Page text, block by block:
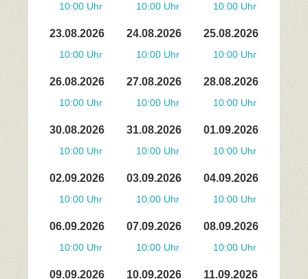
10:00 Uhr 10:00 Uhr 10:00 Uhr
23.08.2026
10:00 Uhr
24.08.2026
10:00 Uhr
25.08.2026
10:00 Uhr
26.08.2026
10:00 Uhr
27.08.2026
10:00 Uhr
28.08.2026
10:00 Uhr
30.08.2026
10:00 Uhr
31.08.2026
10:00 Uhr
01.09.2026
10:00 Uhr
02.09.2026
10:00 Uhr
03.09.2026
10:00 Uhr
04.09.2026
10:00 Uhr
06.09.2026
10:00 Uhr
07.09.2026
10:00 Uhr
08.09.2026
10:00 Uhr
09.09.2026 10.09.2026 11.09.2026